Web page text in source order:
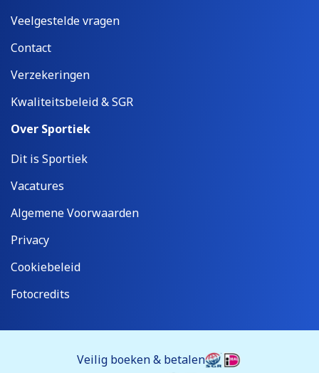
Veelgestelde vragen
Contact
Verzekeringen
Kwaliteitsbeleid & SGR
Over Sportiek
Dit is Sportiek
Vacatures
Algemene Voorwaarden
Privacy
Cookiebeleid
Fotocredits
Veilig boeken & betalen